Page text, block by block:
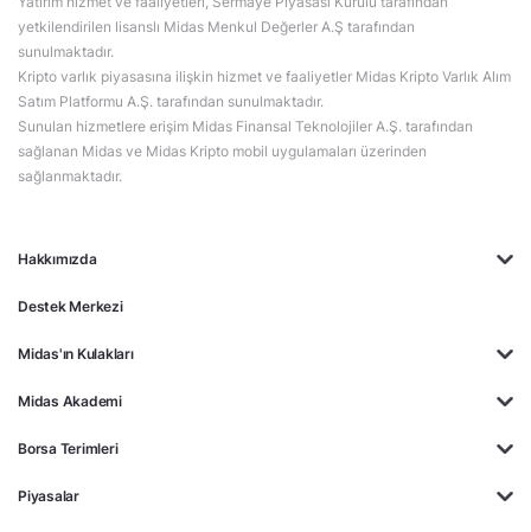
Hakkımızda
Destek Merkezi
Midas'ın Kulakları
Midas Akademi
Borsa Terimleri
Piyasalar
yetkilendirilen lisanslı Midas Menkul Değerler A.Ş tarafından
sunulmaktadır.
Kripto varlık piyasasına ilişkin hizmet ve faaliyetler Midas Kripto Varlık Alım
Satım Platformu A.Ş. tarafından sunulmaktadır.
Sunulan hizmetlere erişim Midas Finansal Teknolojiler A.Ş. tarafından
sağlanan Midas ve Midas Kripto mobil uygulamaları üzerinden
sağlanmaktadır.